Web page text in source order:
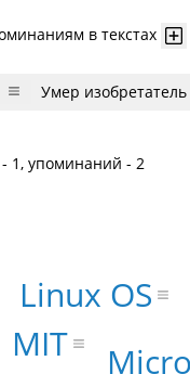
в текстах
Умер
1, упоминаний - 2
Linux OS
MIT